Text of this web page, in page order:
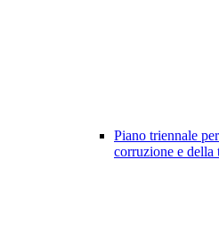
Piano triennale
corruzione e della